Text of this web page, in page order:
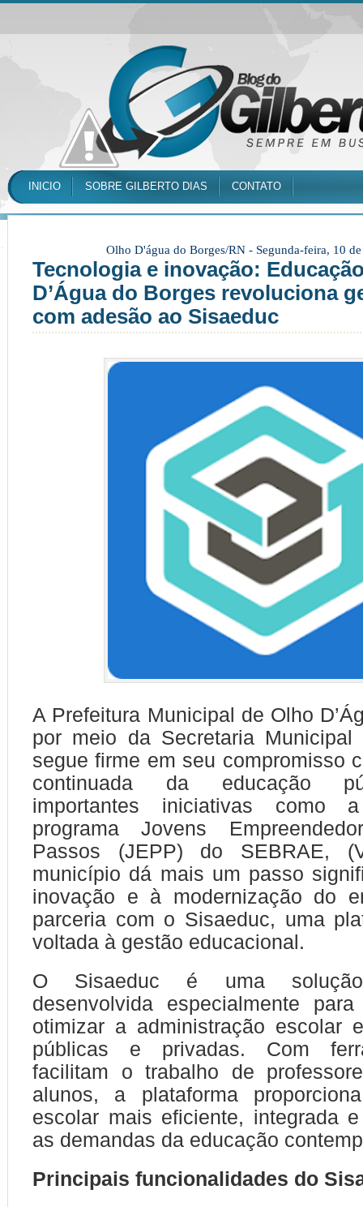
INICIO SOBRE GILBERTO DIAS CONTATO
Olho D'água do Borges/RN - Segunda-feira, 10
Tecnologia e inovação:
D’Água do Borges revoluciona
com adesão ao Sisaeduc
A Prefeitura Municipal de Olho
por meio da Secretaria Municipal
segue firme em seu compromisso
continuada da educação
importantes iniciativas como
programa Jovens
Passos (JEPP) do SEBRAE,
município dá mais um passo
inovação e à modernização do
parceria com o Sisaeduc, uma
voltada à gestão educacional.
O Sisaeduc é uma solução
desenvolvida especialmente
otimizar a administração escolar
públicas e privadas. Com
facilitam o trabalho de
alunos, a plataforma
escolar mais eficiente, integrada
as demandas da educação
Principais funcionalidades do